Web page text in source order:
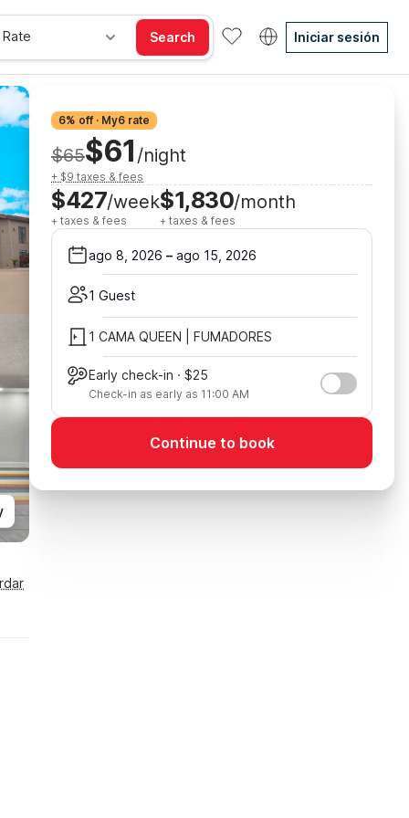
Search Iniciar sesión
6% off · My6 rate
$65$61 /night
+ $9 taxes & fees
$427/week
+ taxes & fees
$1,830/month
+ taxes & fees
ago 8, 2026 – ago 15, 2026
1 Guest
1 CAMA QUEEN | FUMADORES
Early check-in · $25
Check-in as early as 11:00 AM
Continue to book